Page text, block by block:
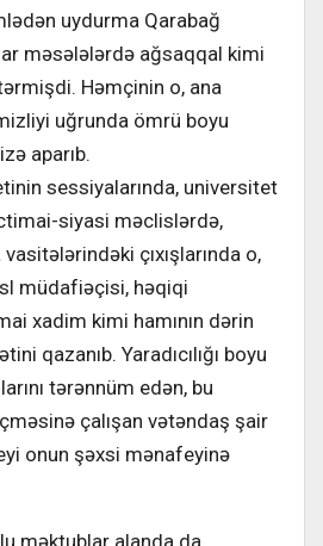
uydurma Qarabağ
məsələlərdə ağsaqqal kimi
Həmçinin o, ana
uğrunda ömrü boyu
aparıb.
sessiyalarında, universitet
siyasi məclislərdə,
çıxışlarında o,
müdafiəçisi, həqiqi
xadim kimi hamının dərin
qazanıb. Yaradıcılığı boyu
tərənnüm edən, bu
çalışan vətəndaş şair
onun şəxsi mənafeyinə
məktublar alanda da,